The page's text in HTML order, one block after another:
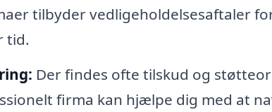
tilbyder vedligeholdelsesaftaler
tid.
Der findes ofte tilskud og
firma kan hjælpe dig med at